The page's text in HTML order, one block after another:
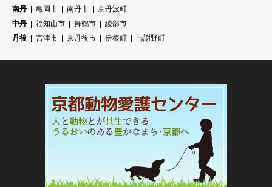
南丹
亀岡市 南丹市
京丹波町
中丹
福知山市 舞鶴市
綾部市
丹後
宮津市 京丹後市 伊根町 与謝野町